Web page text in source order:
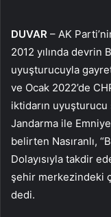
DUVAR – AK
2012 yılında devrin
uyuşturucuyla
ve Ocak 2022’de
iktidarın
Jandarma ile
belirten Nasıranlı,
Dolayısıyla takdir
şehir merkezindeki
dedi.